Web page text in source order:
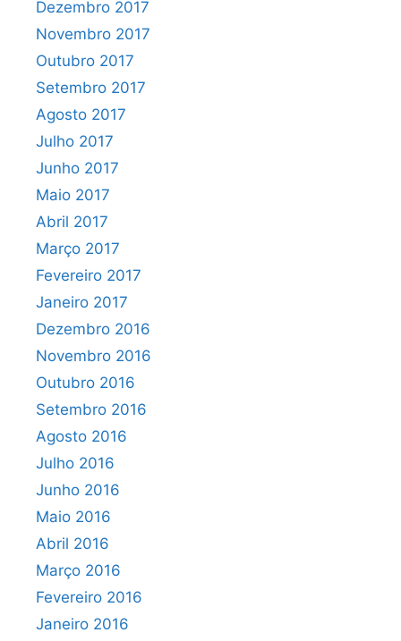
Dezembro 2017
Novembro 2017
Outubro 2017
Setembro 2017
Agosto 2017
Julho 2017
Junho 2017
Maio 2017
Abril 2017
Março 2017
Fevereiro 2017
Janeiro 2017
Dezembro 2016
Novembro 2016
Outubro 2016
Setembro 2016
Agosto 2016
Julho 2016
Junho 2016
Maio 2016
Abril 2016
Março 2016
Fevereiro 2016
Janeiro 2016